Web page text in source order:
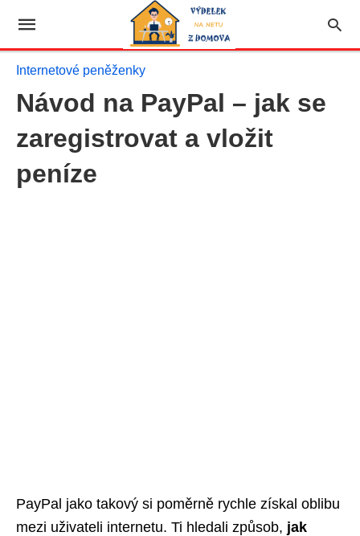
Internetové peněženky
Návod na PayPal – jak se
zaregistrovat a vložit
peníze
PayPal jako takový si poměrně rychle získal oblibu
mezi uživateli internetu. Ti hledali způsob, jak